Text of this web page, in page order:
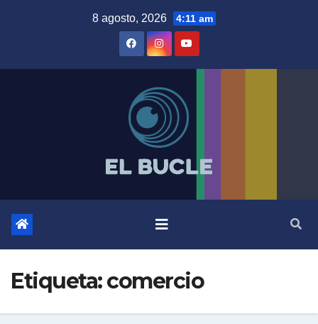
8 agosto, 2026 4:11 am
Etiqueta:comercio